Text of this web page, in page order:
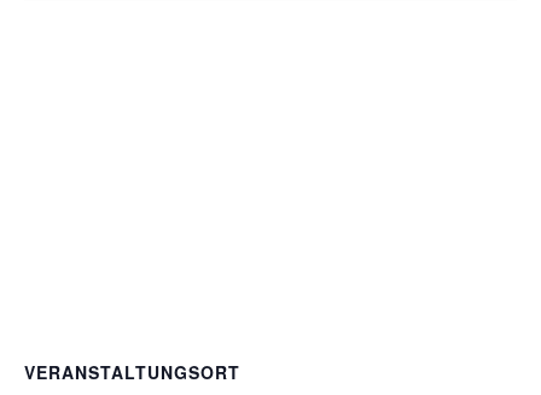
VERANSTALTUNGSORT